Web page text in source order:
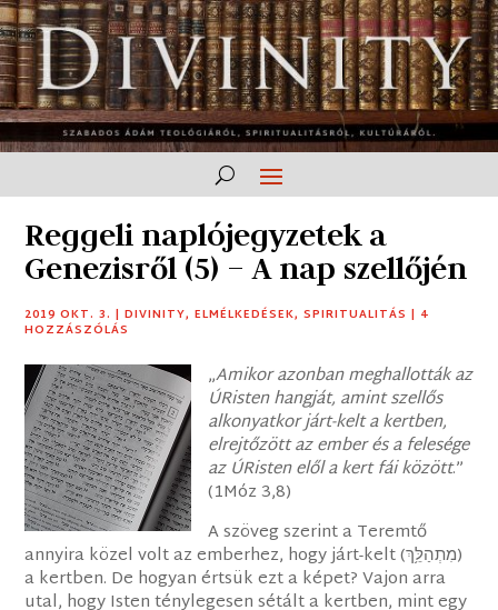
Reggeli naplójegyzetek a
Genezisről (5) – A nap szellőjén
2019 OKT. 3. |DIVINITY,ELMÉLKEDÉSEK,SPIRITUALITÁS | 4
HOZZÁSZÓLÁS
„Amikor azonban meghallották az
ÚRisten hangját, amint szellős
alkonyatkor járt-kelt a kertben,
elrejtőzött az ember és a felesége
az ÚRisten elől a kert fái között.”
(1Móz 3,8)
A szöveg szerint a Teremtő
annyira közel volt az emberhez, hogy járt-kelt (מִתְהַלֵּ֥ךְ)
a kertben. De hogyan értsük ezt a képet? Vajon arra
utal, hogy Isten ténylegesen sétált a kertben, mint egy